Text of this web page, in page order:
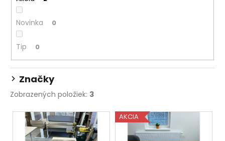
u
k
v
Novinka 0
Tip 0
Značky
Zobrazených položiek: 3
V AKCIA
?
HĽADAŤ
O